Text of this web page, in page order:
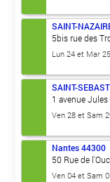
SAINT-
5bis rue des
Lun 24 et Mar
SAINT-
1 avenue Jules
Ven 28 et Sam
Nantes 44300
50 Rue de
Ven 04 et Sam